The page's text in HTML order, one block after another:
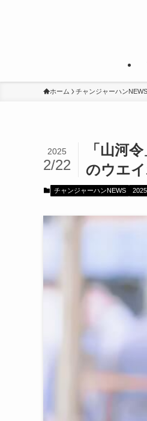
ホーム チャンジャーハンNEWS
「山河
のウエイ
2025
2/22
チャンジャーハンNEWS